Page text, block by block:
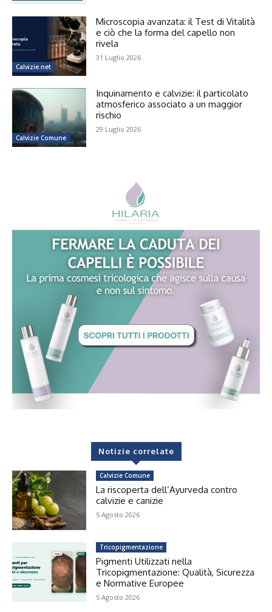
Calvizie.net
Microscopia avanzata: il Test di Vitalità
e ciò che la forma del capello non
rivela
31 Luglio 2026
Calvizie Comune
Inquinamento e calvizie: il particolato
atmosferico associato a un maggior
rischio
29 Luglio 2026
Notizie correlate
Calvizie Comune
La riscoperta dell’Ayurveda contro
calvizie e canizie
5 Agosto 2026
Tricopigmentazione
Pigmenti Utilizzati nella
Tricopigmentazione: Qualità, Sicurezza
e Normative Europee
5 Agosto 2026